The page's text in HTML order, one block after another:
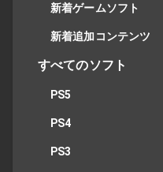
新着ゲームソフト
新着追加コンテンツ
すべてのソフト
PS5
PS4
PS3